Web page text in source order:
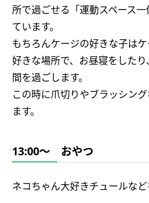
所で過ごせる「運動スペース
ています。
もちろんケージの好きな子はケ
好きな場所で、お昼寝をした
間を過ごします。
この時に爪切りやブラッシン
ます。
13:00～ おやつ
ネコちゃん大好きチュールなど